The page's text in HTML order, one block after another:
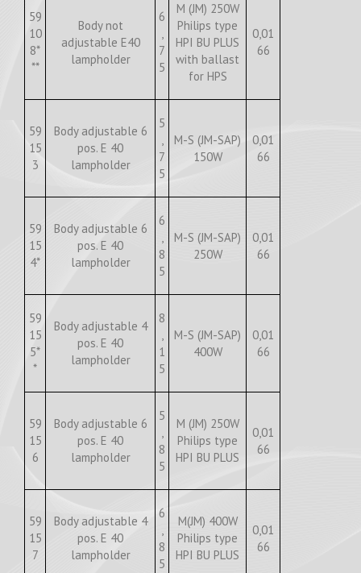
59
10
8*
**
Body not
adjustable E40
lampholder
6
,
7
5
M (JM) 250W
Philips type
HPI BU PLUS
with ballast
for HPS
0,01
66
59
15
3
Body adjustable 6
pos. E 40
lampholder
5
,
7
5
M-S (JM-SAP)
150W
0,01
66
59
15
4*
Body adjustable 6
pos. E 40
lampholder
6
,
8
5
M-S (JM-SAP)
250W
0,01
66
59
15
5*
*
Body adjustable 4
pos. E 40
lampholder
8
,
1
5
M-S (JM-SAP)
400W
0,01
66
59
15
6
Body adjustable 6
pos. E 40
lampholder
5
,
8
5
M (JM) 250W
Philips type
HPI BU PLUS
0,01
66
59
15
7
Body adjustable 4
pos. E 40
lampholder
6
,
8
5
M(JM) 400W
Philips type
HPI BU PLUS
0,01
66